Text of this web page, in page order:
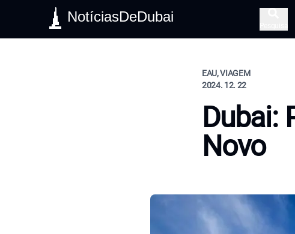
NotíciasDeDubai
EAU, VIAGEM
2024. 12. 22
Dubai:
Novo